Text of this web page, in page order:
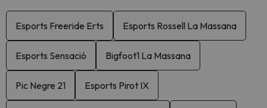
Esports Freeride Erts Esports Rossell La Massana
Esports Sensació Bigfoot1 La Massana
Pic Negre 21 Esports Pirot IX